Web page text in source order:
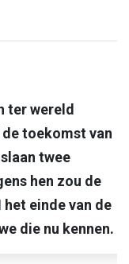
ter wereld
toekomst van
twee
hen zou de
einde van de
die nu kennen.